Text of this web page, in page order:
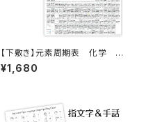
【下敷き】元素周期表 化学 小
学生 中学生 高校生 A4サ
イズ ソノリテ
¥1,680